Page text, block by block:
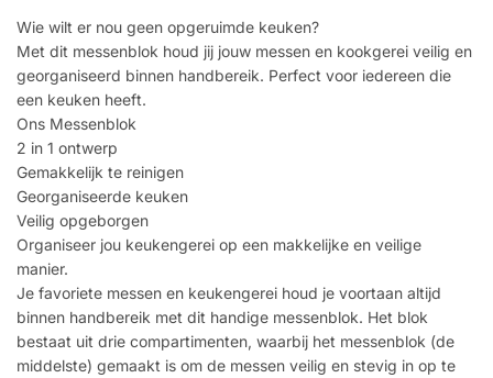
Wie wilt er nou geen opgeruimde keuken?
Met dit messenblok houd jij jouw messen en kookgerei veilig en
georganiseerd binnen handbereik. Perfect voor iedereen die
een keuken heeft.
Ons Messenblok
2 in 1 ontwerp
Gemakkelijk te reinigen
Georganiseerde keuken
Veilig opgeborgen
Organiseer jou keukengerei op een makkelijke en veilige
manier.
Je favoriete messen en keukengerei houd je voortaan altijd
binnen handbereik met dit handige messenblok. Het blok
bestaat uit drie compartimenten, waarbij het messenblok (de
middelste) gemaakt is om de messen veilig en stevig in op te